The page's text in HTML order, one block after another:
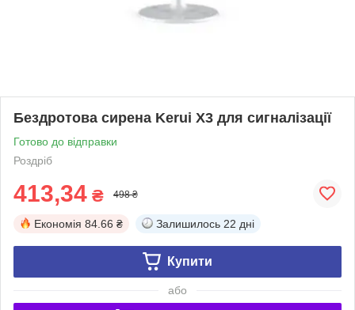
Бездротова сирена Kerui X3 для сигналізації
Готово до відправки
Роздріб
413,34 ₴ 498 ₴
Економія 84.66 ₴ Залишилось 22 дні
Купити
або